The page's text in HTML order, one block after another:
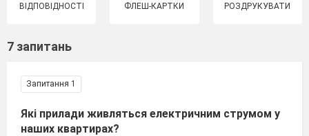
ВІДПОВІДНОСТІ ФЛЕШ-КАРТКИ РОЗДРУКУВАТИ
7 запитань
Запитання 1
Які прилади живляться електричним струмом у
наших квартирах?